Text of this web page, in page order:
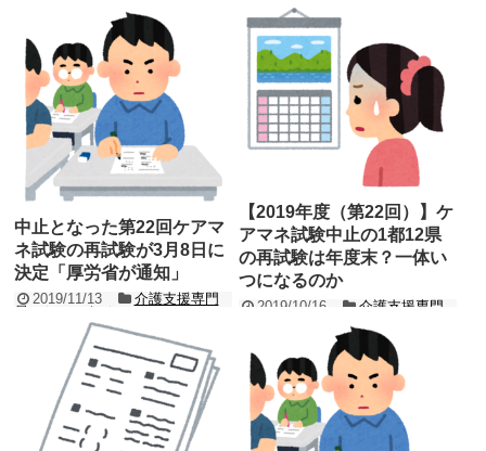
中止となった第22回ケアマ
ネ試験の再試験が3月8日に
決定「厚労省が通知」
2019/11/13
介護支援専門
員（ケアマネジャー）
2019（令和元）年度（第22回）の介護支
援専門員実務研修受講試験（以下、ケア
マネ試験）は台風19号の影響で1都12県
が中止となりま...
記事を読む
【2019年度（第22回）】ケ
アマネ試験中止の1都12県
の再試験は年度末？一体い
つになるのか
2019/10/16
介護支援専門
2019年度（第22回）の介護支援専門員実
務研修受講試験（以下、ケアマネ試験）
は台風19号の影響で1都12県で中止にな
りました。 ...
記事を読む